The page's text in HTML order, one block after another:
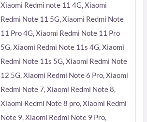
Xiaomi Redmi note 11 4G, Xiaomi
Redmi Note 11 5G, Xiaomi Redmi Note
11 Pro 4G, Xiaomi Redmi Note 11 Pro
5G, Xiaomi Redmi Note 11s 4G, Xiaomi
Redmi Note 11s 5G, Xiaomi Redmi Note
12 5G, Xiaomi Redmi Note 6 Pro, Xiaomi
Redmi Note 7, Xiaomi Redmi Note 8,
Xiaomi Redmi Note 8 pro, Xiaomi Redmi
Note 9, Xiaomi Redmi Note 9 Pro,